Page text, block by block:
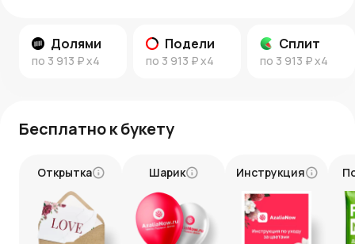
Долями
по 3 913 ₽x4
Подели
по 3 913 ₽x4
Сплит
по 3 913 ₽x4
расстоянии.
Бесплатно к букету
Открытка Шарик Инструкция